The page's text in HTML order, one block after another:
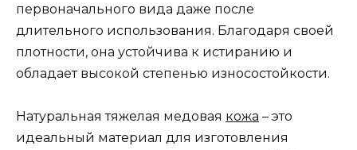
первоначального вида даже после
длительного использования. Благодаря своей
плотности, она устойчива к истиранию и
обладает высокой степенью износостойкости.
Натуральная тяжелая медовая кожа – это
идеальный материал для изготовления